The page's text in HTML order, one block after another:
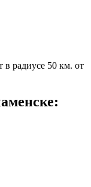
радиусе 50 км. от